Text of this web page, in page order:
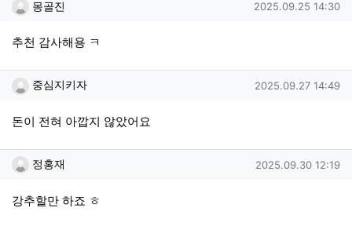
몽골진 작성일
2025.09.25 14:30
추천 감사해용 ㅋ
중심지키자님의 댓글
중심지키자 작성일
2025.09.27 14:49
돈이 전혀 아깝지 않았어요
정홍재님의 댓글
정홍재 작성일
2025.09.30 12:19
강추할만 하죠 ㅎ